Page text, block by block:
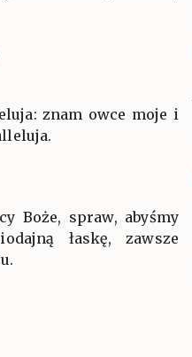
znam owce moje i
Boże, spraw, abyśmy
łaskę, zawsze